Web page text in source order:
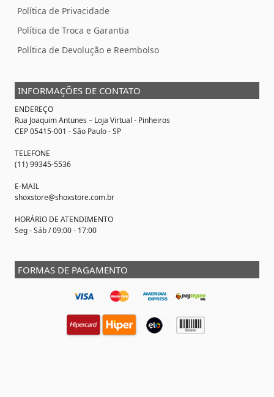
Política de Privacidade
Política de Troca e Garantia
Política de Devolução e Reembolso
INFORMAÇÕES DE CONTATO
ENDEREÇO
Rua Joaquim Antunes – Loja Virtual - Pinheiros
CEP 05415-001 - São Paulo - SP
TELEFONE
(11) 99345-5536
E-MAIL
shoxstore@shoxstore.com.br
HORÁRIO DE ATENDIMENTO
Seg - Sáb / 09:00 - 17:00
FORMAS DE PAGAMENTO